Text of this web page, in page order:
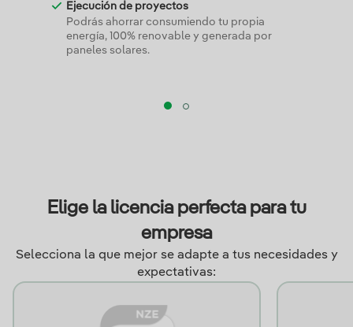
Ejecución de proyectos
Podrás ahorrar consumiendo tu propia
energía, 100% renovable y generada por
paneles solares.
Elige la licencia perfecta para tu
empresa
Selecciona la que mejor se adapte a tus necesidades y
expectativas: